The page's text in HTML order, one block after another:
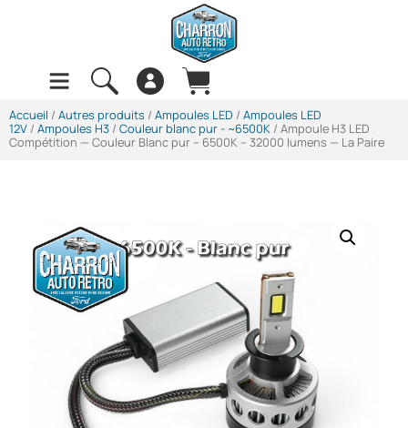
Accueil / Autres produits / Ampoules LED / Ampoules LED
12V / Ampoules H3 / Couleur blanc pur - ~6500K / Ampoule H3 LED
Compétition — Couleur Blanc pur – 6500K – 32000 lumens — La Paire